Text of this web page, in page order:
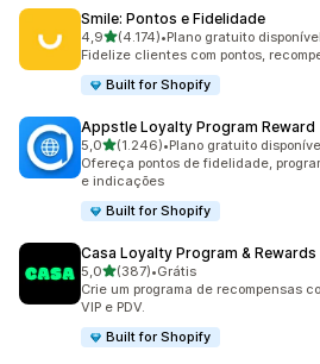
Smile: Pontos e Fidelidade
4,9de 5 estrelas
(4.174)
4174 avaliações ao todo
•Plano gratuito disponível
Fidelize clientes com pontos,
Built for Shopify
Appstle Loyalty Program Reward
5,0de 5 estrelas
(1.246)
1246 avaliações ao todo
•Plano gratuito
Ofereça pontos de fidelidade,
e indicações
Built for Shopify
Casa Loyalty Program & Rewards
5,0de 5 estrelas
(387)
387 avaliações ao todo
•Grátis
Crie um programa de recompensas
VIP e PDV.
Built for Shopify